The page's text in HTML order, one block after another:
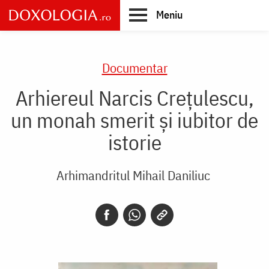
Skip
to
main
Meniu
Documentar
Arhiereul Narcis Crețulescu,
un monah smerit și iubitor de
istorie
Arhimandritul Mihail Daniliuc